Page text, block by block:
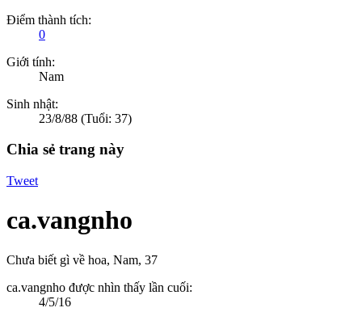
Điểm thành tích:
0
Giới tính:
Nam
Sinh nhật:
23/8/88 (Tuổi: 37)
Chia sẻ trang này
Tweet
ca.vangnho
Chưa biết gì về hoa, Nam, 37
ca.vangnho được nhìn thấy lần cuối:
4/5/16